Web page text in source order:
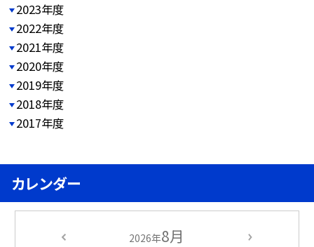
2023年度
2022年度
2021年度
2020年度
2019年度
2018年度
2017年度
カレンダー
2026年8月